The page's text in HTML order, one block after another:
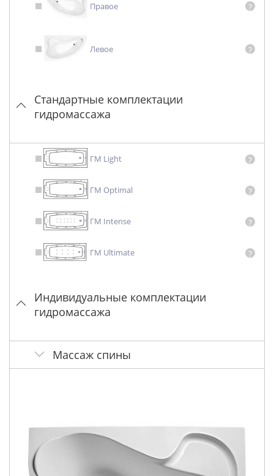
Правое ?
Левое ?
Стандартные комплектации
гидромассажа
ГМ Light ?
ГМ Optimal ?
ГМ Intense ?
ГМ Ultimate ?
Индивидуальные комплектации
гидромассажа
Массаж спины